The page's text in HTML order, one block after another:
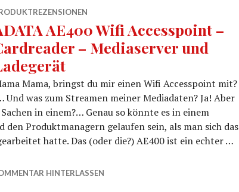
AE400 Wifi Accesspoint –
– Mediaserver und
Mama, bringst du mir einen Wifi Accesspoint mit?
Und was zum Streamen meiner Mediadaten? Ja! Aber
in einem?… Genau so könnte es in einem
Produktmanagern gelaufen sein, als man sich das
hatte. Das (oder die?) AE400 ist ein echter …
Cardreader – Mediaserver und Ladegerät
HINTERLASSEN